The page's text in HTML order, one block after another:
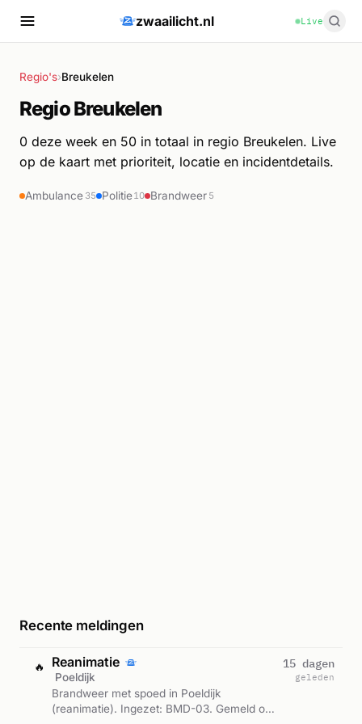
zwaailicht.nl Live
Regio's›Breukelen
Regio Breukelen
0 deze week en 50 in totaal in regio Breukelen. Live
op de kaart met prioriteit, locatie en incidentdetails.
Ambulance 35 Politie10 Brandweer 5
Recente meldingen
🔥 Reanimatie
Poeldijk
Brandweer met spoed in Poeldijk
(reanimatie). Ingezet: BMD-03. Gemeld om
15 dagen
geleden